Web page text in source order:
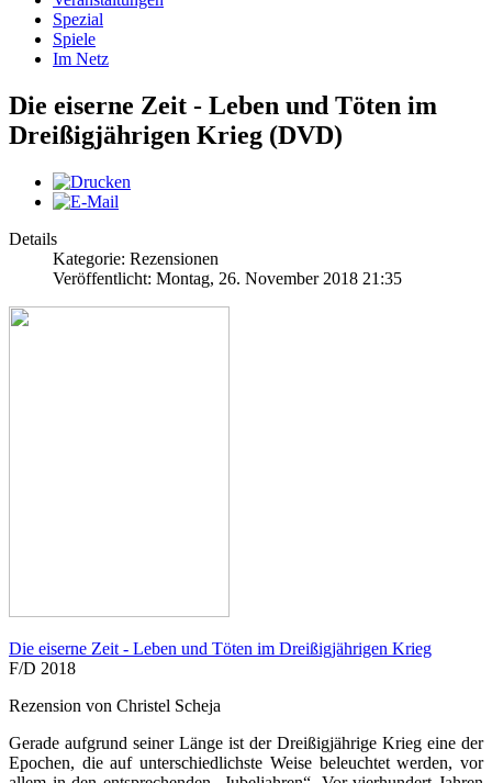
Spezial
Spiele
Im Netz
Die eiserne Zeit - Leben und Töten im
Dreißigjährigen Krieg (DVD)
Details
Kategorie: Rezensionen
Veröffentlicht: Montag, 26. November 2018 21:35
Die eiserne Zeit - Leben und Töten im Dreißigjährigen Krieg
F/D 2018
Rezension von Christel Scheja
Gerade aufgrund seiner Länge ist der Dreißigjährige Krieg eine der
Epochen, die auf unterschiedlichste Weise beleuchtet werden, vor